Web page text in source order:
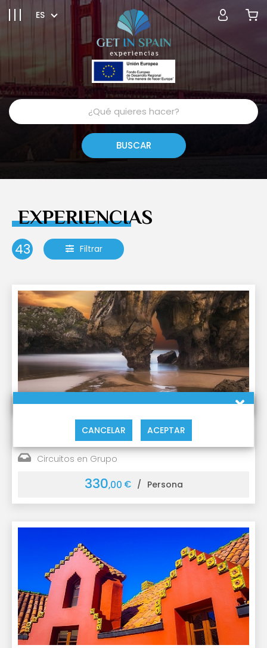
ES
EXPERIENCIAS
43 Filtrar
Combinado Cantabria y Asturias
7 Días - 6 Noches
Circuitos en Grupo
330,00 € / Persona
CANCELAR ACEPTAR